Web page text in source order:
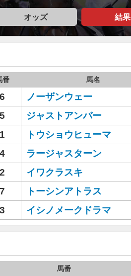
オッズ 結果
番 馬名
6 ノーザンウェー
5 ジャストアンバー
1 トウショウヒューマ
4 ラージャスターン
2 イワクラスキ
7 トーシンアトラス
3 イシノメークドラマ
馬番